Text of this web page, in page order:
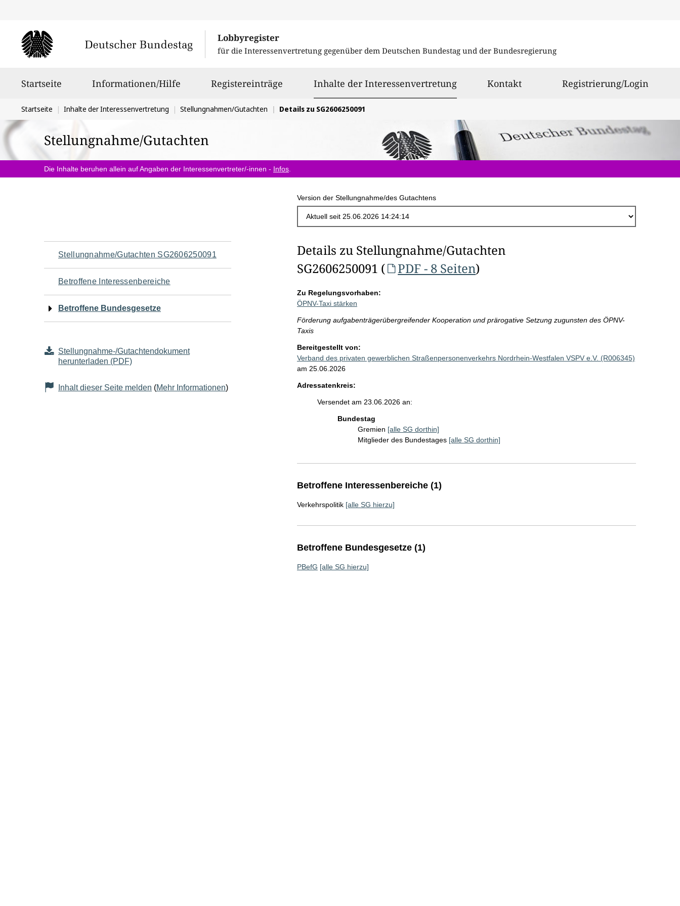
Lobbyregister
für die Interessenvertretung gegenüber dem Deutschen Bundestag und der Bundesregierung
Startseite Informationen/Hilfe Registereinträge Inhalte der Interessenvertretungausgewählt
Kontakt Registrierung/Login
Sie
befinden
sich
hier:
Startseite Inhalte der Interessenvertretung Stellungnahmen/Gutachten Details zu SG2606250091
Stellungnahme/Gutachten
Die Inhalte beruhen allein auf Angaben der Interessenvertreter/-innen - Infos
Version der Stellungnahme/des Gutachtens
Navigation
für
den
Seiteninhalt
Stellungnahme/Gutachten SG2606250091
Betroffene Interessenbereiche
Betroffene Bundesgesetze
Stellungnahme-/Gutachtendokument
herunterladen (PDF)
Inhalt dieser Seite melden (Mehr Informationen)
Details zu Stellungnahme/Gutachten
SG2606250091 (
PDF - 8 Seiten)
Zu Regelungsvorhaben:
ÖPNV-Taxi stärken
Förderung aufgabenträgerübergreifender Kooperation und prärogative Setzung zugunsten des ÖPNV-
Taxis
Bereitgestellt von:
Verband des privaten gewerblichen Straßenpersonenverkehrs Nordrhein-Westfalen VSPV e.V. (R006345)
am 25.06.2026
Adressatenkreis:
Versendet am 23.06.2026 an:
Bundestag
Gremien [alle SG dorthin]
Mitglieder des Bundestages [alle SG dorthin]
Betroffene Interessenbereiche (1)
Verkehrspolitik [alle SG hierzu]
Betroffene Bundesgesetze (1)
PBefG [alle SG hierzu]